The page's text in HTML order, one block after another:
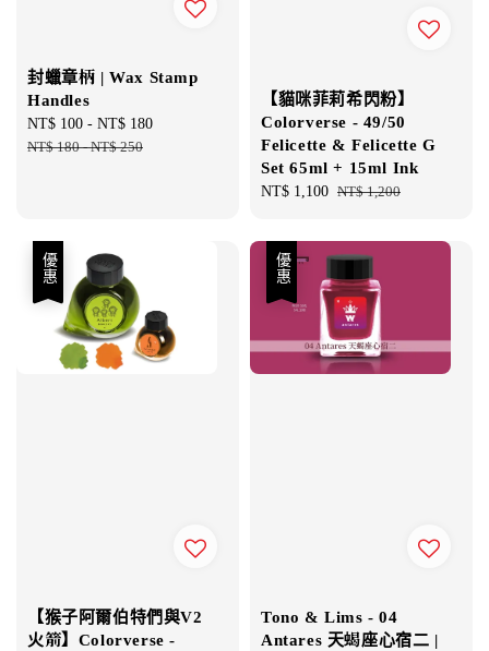
封蠟章柄 | Wax Stamp
Handles
Sale
price
NT$ 100 - NT$ 180
NT$ 180-NT$ 250
【貓咪菲莉希閃粉】
Colorverse - 49/50
Felicette & Felicette G
Set 65ml + 15ml Ink
Sale
NT$ 1,100 Regular
NT$ 1,200
優惠
【猴子阿爾伯特們與V2
火箭】Colorverse -
優惠
Tono & Lims - 04
Antares 天蝎座心宿二 |